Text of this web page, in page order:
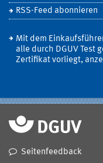
RSS-Feed abonnieren
Mit dem
alle durch DGUV Test
Zertifikat vorliegt,
Seitenfeedback